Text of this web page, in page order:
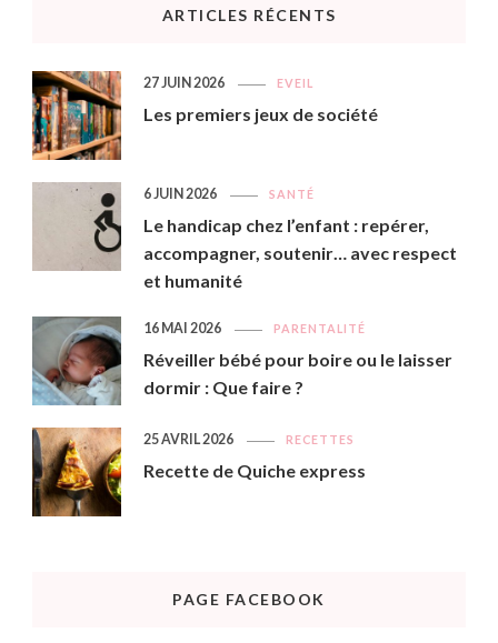
ARTICLES RÉCENTS
EVEIL
Les premiers jeux de société
27 JUIN 2026
SANTÉ
Le handicap chez l’enfant : repérer,
accompagner, soutenir… avec respect
et humanité
6 JUIN 2026
PARENTALITÉ
Réveiller bébé pour boire ou le laisser
dormir : Que faire ?
16 MAI 2026
RECETTES
Recette de Quiche express
25 AVRIL 2026
PAGE FACEBOOK